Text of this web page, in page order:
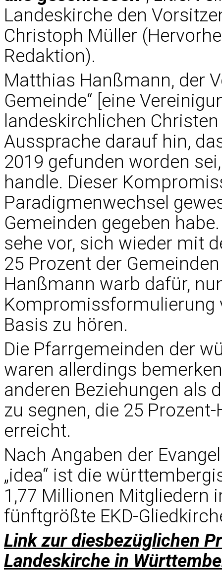
Landeskirche den
Christoph Müller
Redaktion).
Matthias Hanßmann, der
Gemeinde“ [eine
landeskirchlichen
Aussprache darauf hin,
2019 gefunden worden
handle. Dieser
Paradigmenwechsel
Gemeinden gegeben
sehe vor, sich wieder mit
25 Prozent der
Hanßmann warb dafür,
Kompromissformulierung
Basis zu hören.
Die Pfarrgemeinden der
waren allerdings
anderen Beziehungen als
zu segnen, die 25
erreicht.
Nach Angaben der
„idea“ ist die
1,77 Millionen Mitgliedern
fünftgrößte EKD-
Link zur diesbezüglichen
Landeskirche in